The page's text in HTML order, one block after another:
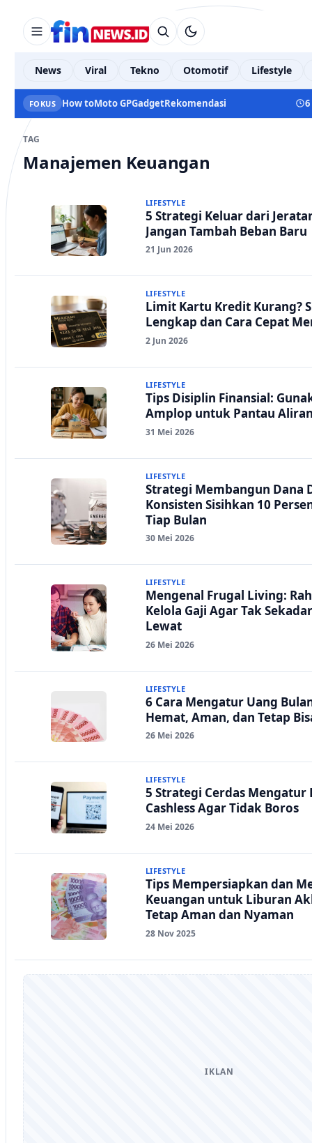
News Viral Tekno Otomotif Lifestyle
FOKUS How toMoto GPGadgetRekomendasi
TAG
Manajemen Keuangan
LIFESTYLE
5 Strategi Keluar dari
Jangan Tambah Beban Baru
21 Jun 2026
LIFESTYLE
Limit Kartu Kredit Kurang?
Lengkap dan Cara Cepat
2 Jun 2026
LIFESTYLE
Tips Disiplin Finansial:
Amplop untuk Pantau
31 Mei 2026
LIFESTYLE
Strategi Membangun Dana
Konsisten Sisihkan 10
Tiap Bulan
30 Mei 2026
LIFESTYLE
Mengenal Frugal Living:
Kelola Gaji Agar Tak
Lewat
26 Mei 2026
LIFESTYLE
6 Cara Mengatur Uang
Hemat, Aman, dan Tetap
26 Mei 2026
LIFESTYLE
5 Strategi Cerdas Mengatur
Cashless Agar Tidak Boros
24 Mei 2026
LIFESTYLE
Tips Mempersiapkan dan
Keuangan untuk Liburan
Tetap Aman dan Nyaman
28 Nov 2025
IKLAN